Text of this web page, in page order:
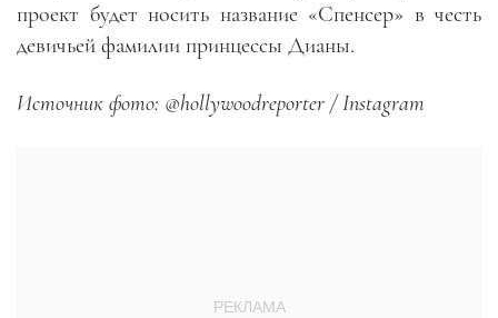
проект будет носить название «Спенсер» в честь
девичьей фамилии принцессы Дианы.
Источник фото: @hollywoodreporter / Instagram